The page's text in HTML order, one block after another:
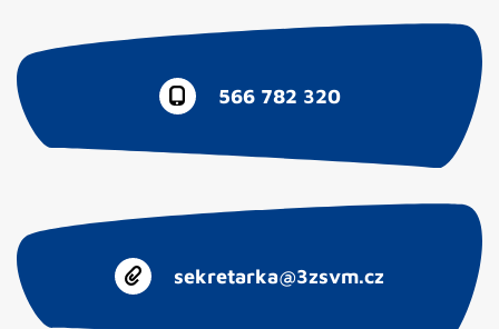
566 782 320
sekretarka@3zsvm.cz